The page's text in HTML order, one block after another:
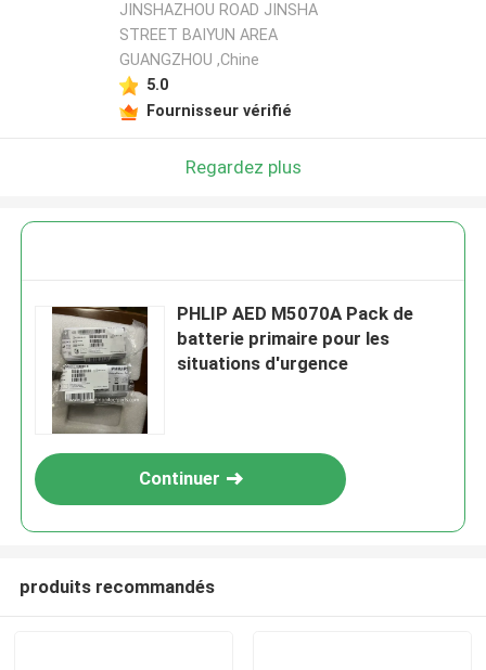
JINSHAZHOU ROAD JINSHA
STREET BAIYUN AREA
GUANGZHOU ,Chine
5.0
Fournisseur vérifié
Regardez plus
PHLIP AED M5070A Pack de
batterie primaire pour les
situations d'urgence
Continuer
produits recommandés